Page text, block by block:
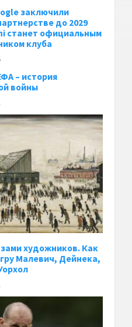
заключили
до 2029
станет официальным
клуба
– история
войны
художников. Как
Малевич, Дейнека,